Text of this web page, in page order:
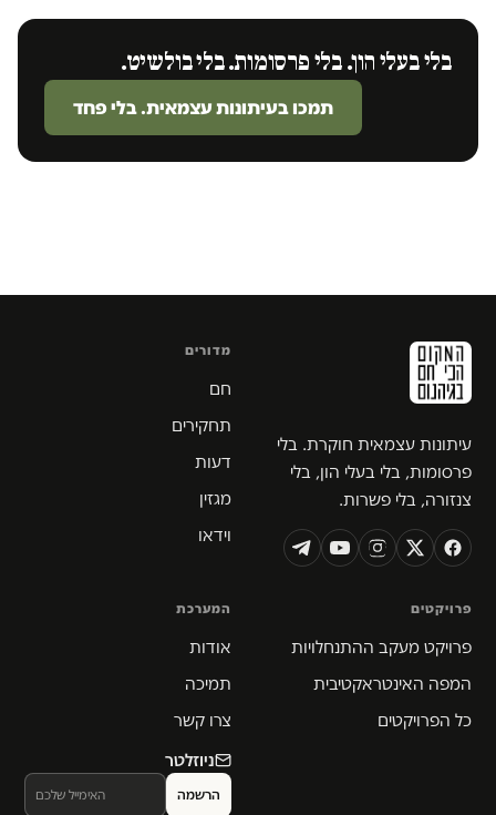
בלי בעלי הון. בלי פרסומות. בלי בולשיט.
תמכו בעיתונות עצמאית. בלי פחד
עיתונות עצמאית חוקרת. בלי
פרסומות, בלי בעלי הון, בלי
צנזורה, בלי פשרות.
מדורים
חם
תחקירים
דעות
מגזין
וידאו
פרויקטים
פרויקט מעקב ההתנחלויות
המפה האינטראקטיבית
כל הפרויקטים
המערכת
אודות
תמיכה
צרו קשר
ניוזלטר